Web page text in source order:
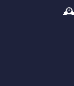
🕰️